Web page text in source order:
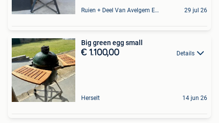
Ruien + Deel Van Avelgem En Waarmaarde 29 jul 26
Big green egg small
€ 1.100,00 Details
Herselt 14 jun 26